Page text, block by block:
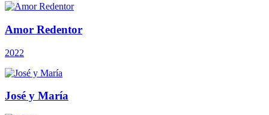
Amor Redentor
2022
José y María